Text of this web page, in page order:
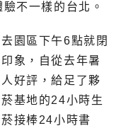
不一樣的台北。
園區下午6點就閉
象，自從去年暑
好評，給足了夥
基地的24小時生
接棒24小時書